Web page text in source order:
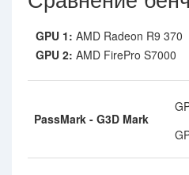
GPU 1: AMD Radeon R9 370
GPU 2: AMD FirePro S7000
PassMark - G3D Mark